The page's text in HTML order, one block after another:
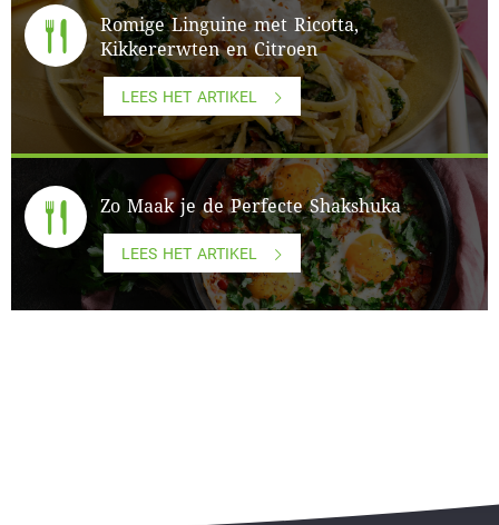
Romige Linguine met Ricotta,
Kikkererwten en Citroen
LEES HET ARTIKEL
Zo Maak je de Perfecte Shakshuka
LEES HET ARTIKEL